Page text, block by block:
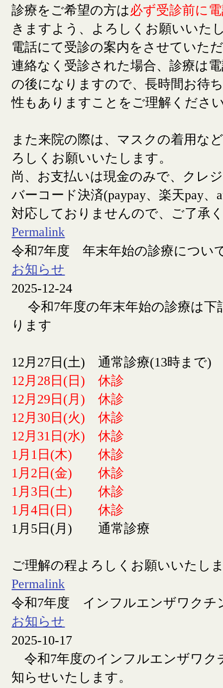
診療をご希望の方は必ず受診前に
きますよう、よろしくお願いいた
電話にて受診の案内をさせていた
連絡なく受診された場合、診療は
の後になりますので、長時間お待
性もありますことをご理解くださ
また来院の際は、マスクの着用な
ろしくお願いいたします。
尚、お支払いは現金のみで、クレ
バーコード決済(paypay、楽天pay、
対応しておりませんので、ご了承
Permalink
令和7年度 年末年始の診療につい
お知らせ
2025-12-24
令和7年度の年末年始の診療は下
ります
12月27日(土) 通常診療(13時まで)
12月28日(日) 休診
12月29日(月) 休診
12月30日(火) 休診
12月31日(水) 休診
1月1日(木) 休診
1月2日(金) 休診
1月3日(土) 休診
1月4日(日) 休診
1月5日(月) 通常診療
ご理解の程よろしくお願いいたし
Permalink
令和7年度 インフルエンザワクチ
お知らせ
2025-10-17
令和7年度のインフルエンザワク
知らせいたします。